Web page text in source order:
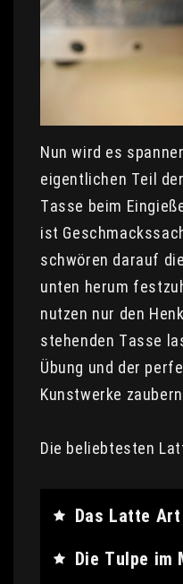
Nun wird es
eigentlichen Teil
Tasse beim
ist
schwören darauf
unten herum
nutzen nur den
stehenden Tasse
Übung und der
Kunstwerke
Die beliebtesten
Das Latte
Die Tulpe im